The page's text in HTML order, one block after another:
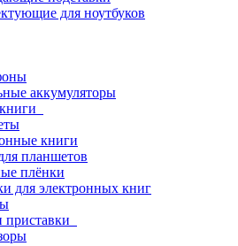
для ноутбуков
аккумуляторы
книги
планшетов
плёнки
для электронных книг
приставки